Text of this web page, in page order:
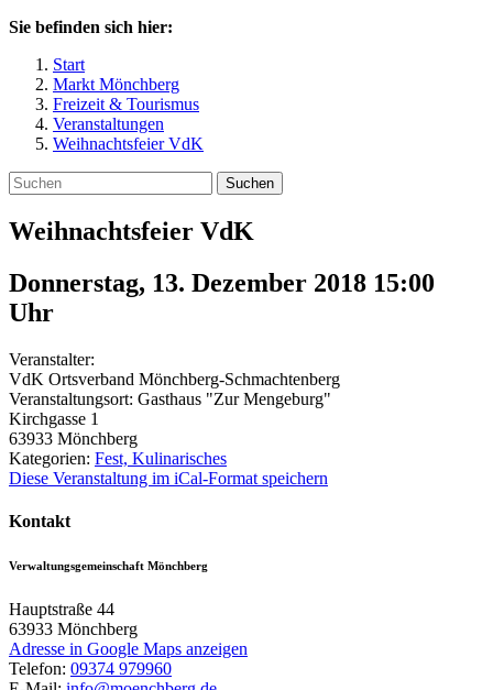
Sie befinden sich hier:
Start
Markt Mönchberg
Freizeit & Tourismus
Veranstaltungen
Weihnachtsfeier VdK
Suchen
Weihnachtsfeier VdK
Donnerstag, 13. Dezember 2018 15:00
Uhr
Veranstalter:
VdK Ortsverband Mönchberg-Schmachtenberg
Veranstaltungsort: Gasthaus "Zur Mengeburg"
Kirchgasse 1
63933 Mönchberg
Kategorien: Fest, Kulinarisches
Diese Veranstaltung im iCal-Format speichern
Kontakt
Verwaltungsgemeinschaft Mönchberg
Hauptstraße 44
63933 Mönchberg
Adresse in Google Maps anzeigen
Telefon: 09374 979960